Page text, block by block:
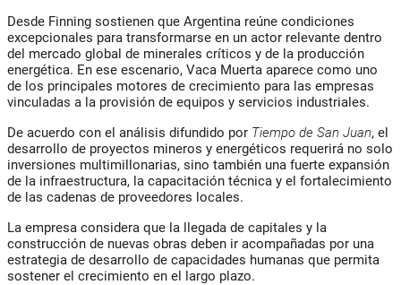
Desde Finning sostienen que Argentina reúne condiciones
excepcionales para transformarse en un actor relevante dentro
del mercado global de minerales críticos y de la producción
energética. En ese escenario, Vaca Muerta aparece como uno
de los principales motores de crecimiento para las empresas
vinculadas a la provisión de equipos y servicios industriales.
De acuerdo con el análisis difundido por Tiempo de San Juan, el
desarrollo de proyectos mineros y energéticos requerirá no solo
inversiones multimillonarias, sino también una fuerte expansión
de la infraestructura, la capacitación técnica y el fortalecimiento
de las cadenas de proveedores locales.
La empresa considera que la llegada de capitales y la
construcción de nuevas obras deben ir acompañadas por una
estrategia de desarrollo de capacidades humanas que permita
sostener el crecimiento en el largo plazo.